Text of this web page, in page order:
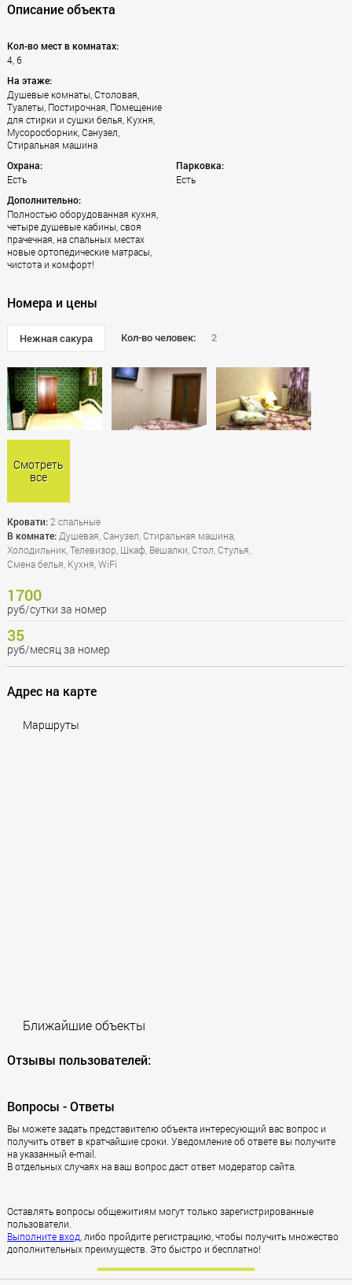
Описание объекта
Кол-во мест в комнатах:
4, 6
На этаже:
Душевые комнаты, Столовая,
Туалеты, Постирочная, Помещение
для стирки и сушки белья, Кухня,
Мусоросборник, Санузел,
Стиральная машина
Охрана:
Есть
Парковка:
Есть
Дополнительно:
Полностью оборудованная кухня,
четыре душевые кабины, своя
прачечная, на спальных местах
новые ортопедические матрасы,
чистота и комфорт!
Номера и цены
Нежная сакура Кол-во человек: 2
Смотреть
все
Кровати:2 спальные
В комнате:Душевая, Санузел, Стиральная машина,
Холодильник, Телевизор, Шкаф, Вешалки, Стол, Стулья,
Смена белья, Кухня, WiFi
1700
руб/сутки за номер
35
руб/месяц за номер
Адрес на карте
Маршруты
Ближайшие объекты
Отзывы пользователей:
Вопросы - Ответы
Вы можете задать представителю объекта интересующий вас вопрос и
получить ответ в кратчайшие сроки. Уведомление об ответе вы получите
на указанный e-mail.
В отдельных случаях на ваш вопрос даст ответ модератор сайта.
Оставлять вопросы общежитиям могут только зарегистрированные
пользователи.
Выполните вход, либо пройдите регистрацию, чтобы получить множество
дополнительных преимуществ. Это быстро и бесплатно!